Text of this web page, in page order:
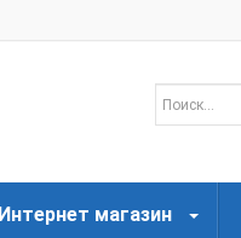
Интернет магазин